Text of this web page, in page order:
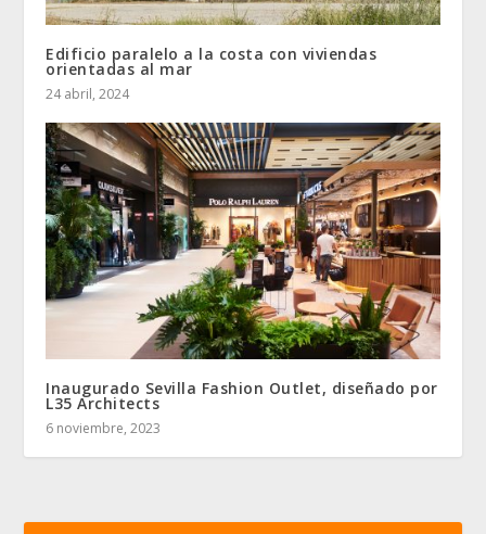
Edificio paralelo a la costa con viviendas
orientadas al mar
24 abril, 2024
Inaugurado Sevilla Fashion Outlet, diseñado por
L35 Architects
6 noviembre, 2023